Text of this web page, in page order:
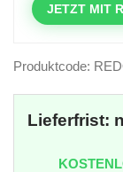
JETZT MIT
Produktcode:
Lieferfrist: